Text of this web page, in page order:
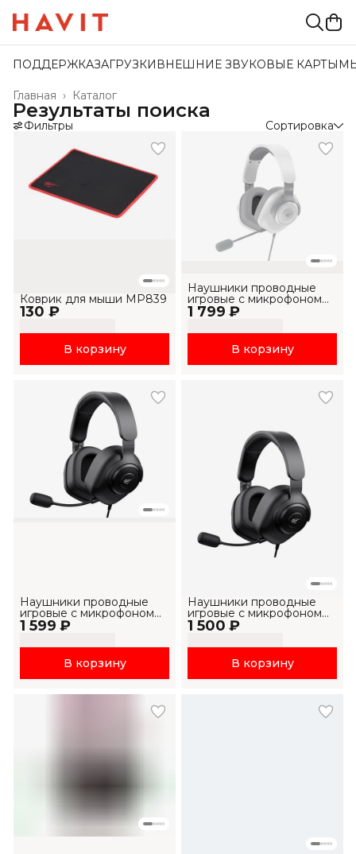
ПОДДЕРЖКАЗАГРУЗКИ ВНЕШНИЕ ЗВУКОВЫЕ КАРТЫ
Каталог
Главная ›
Результаты поиска
Фильтры Сортировка
130 ₽
Коврик для мыши MP839
В корзину
1 799 ₽
Наушники проводные
игровые с микрофоном
H2230U
В корзину
1 599 ₽
Наушники проводные
игровые с микрофоном
H2230U
В корзину
1 500 ₽
Наушники проводные
игровые с микрофоном
H2230d
В корзину